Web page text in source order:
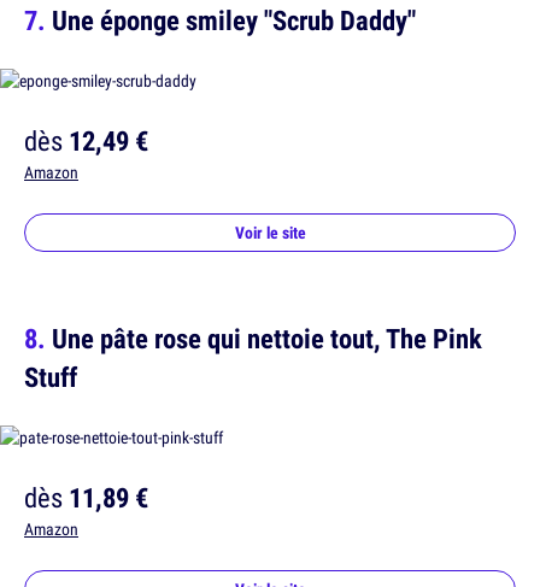
Une éponge smiley "Scrub Daddy"
dès12,49 €
Amazon
Voir le site
Une pâte rose qui nettoie tout, The Pink
Stuff
dès11,89 €
Amazon